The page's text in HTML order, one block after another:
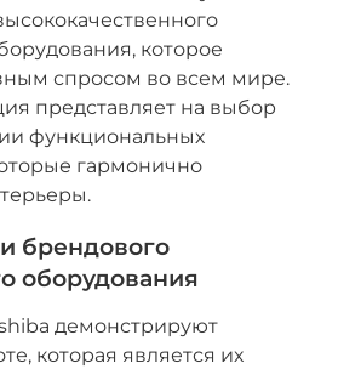
которое
спросом во всем мире.
представляет на выбор
функциональных
гармонично
брендового
оборудования
демонстрируют
которая является их